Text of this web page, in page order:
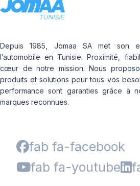
Depuis 1985, Jomaa SA met son
l’automobile en Tunisie. Proximité,
cœur de notre mission. Nous
produits et solutions pour tous vos
performance sont garanties grâce à
marques reconnues.
fab fa-facebook
fab fa-youtube